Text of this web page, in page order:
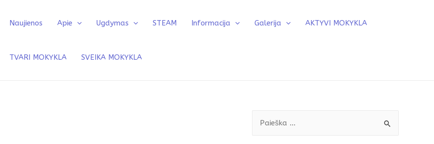
Naujienos Apie Ugdymas STEAM Informacija Galerija AKTYVI MOKYKLA
TVARI MOKYKLA SVEIKA MOKYKLA